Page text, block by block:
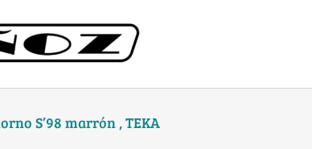
S’98 marrón , TEKA